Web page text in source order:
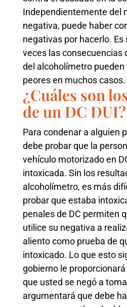
Independientemente del
negativa, puede haber
negativas por hacerlo.
veces las consecuencias
del alcoholímetro
peores en muchos casos.
¿Cuáles son
de un DC DUI?
Para condenar a alguien
debe probar que la
vehículo motorizado en
intoxicada. Sin los
alcoholímetro, es más
probar que estaba
penales de DC permiten
utilice su negativa a
aliento como prueba de
intoxicado. Lo que esto
gobierno le
que usted se negó a
argumentará que debe